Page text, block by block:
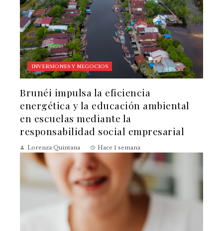
INVERSIONES Y NEGOCIOS
Brunéi impulsa la eficiencia
energética y la educación ambiental
en escuelas mediante la
responsabilidad social empresarial
Lorenza Quintana Hace 1 semana